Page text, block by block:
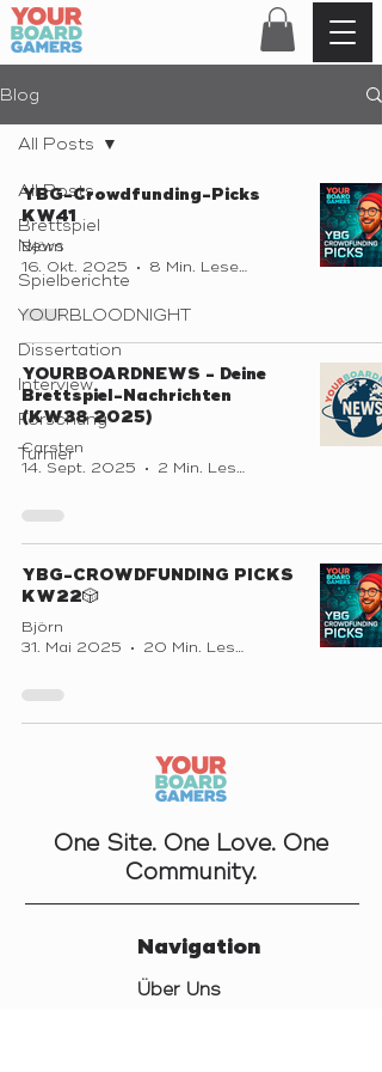
Blog
All Posts
Brettspiel
News
Spielberichte
YOURBLOODNIGHT
Dissertation
Interview
Forschung
Turnier
All Posts
YBG-Crowdfunding-Picks
KW41
Björn
16. Okt. 2025
8 Min. Lesezeit
YOURBOARDNEWS - Deine
Brettspiel-Nachrichten
(KW38 2025)
Carsten
14. Sept. 2025
2 Min. Lesezeit
YBG-CROWDFUNDING PICKS
KW22🎲
Björn
31. Mai 2025
20 Min. Lesezeit
One Site. One Love. One
Community.
Navigation
Über Uns